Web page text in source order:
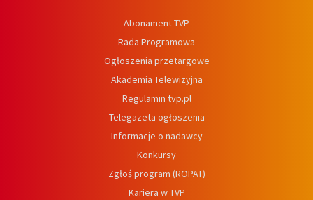
Abonament TVP
Rada Programowa
Ogłoszenia przetargowe
Akademia Telewizyjna
Regulamin tvp.pl
Telegazeta ogłoszenia
Informacje o nadawcy
Konkursy
Zgłoś program (ROPAT)
Kariera w TVP